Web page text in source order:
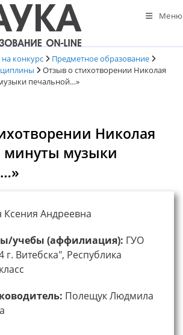
Меню
конкурс
Предметное образование
Отзыв о стихотворении Николая
печальной…»
Николая
минуты музыки
Ксения Андреевна
учебы (аффилиация): ГУО
Витебска", Республика
Полещук Людмила